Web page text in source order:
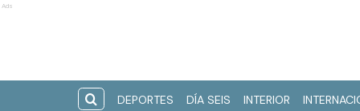
Ads
DEPORTES DÍA SEIS INTERIOR